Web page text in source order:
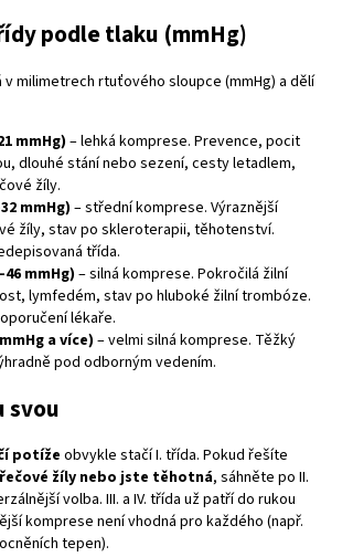
podle tlaku (mmHg)
milimetrech rtuťového sloupce (mmHg) a dělí
mmHg) – lehká komprese. Prevence, pocit
dlouhé stání nebo sezení, cesty letadlem,
žíly.
mmHg) – střední komprese. Výraznější
žíly, stav po skleroterapii, těhotenství.
třída.
mmHg)– silná komprese. Pokročilá žilní
lymfedém, stav po hluboké žilní trombóze.
lékaře.
a více)– velmi silná komprese. Těžký
pod odborným vedením.
svou
potížeobvykle stačí I. třída. Pokud řešíte
žíly nebo jste těhotná, sáhněte po II.
volba. III. a IV. třída už patří do rukou
komprese není vhodná pro každého (např.
tepen).